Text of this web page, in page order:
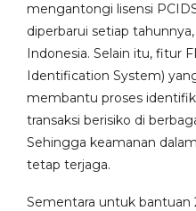
mengantongi lisensi
diperbarui setiap
Indonesia. Selain itu, fitur
Identification System)
membantu proses
transaksi berisiko di
Sehingga keamanan
tetap terjaga.
Sementara untuk bantuan